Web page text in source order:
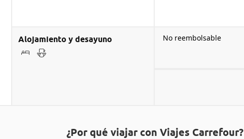
Alojamiento y desayuno No reembolsable
¿Por qué viajar con Viajes Carrefour?